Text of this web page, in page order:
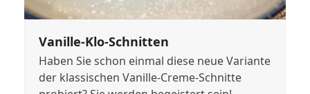
Vanille-Klo-Schnitten
Haben Sie schon einmal diese neue Variante
der klassischen Vanille-Creme-Schnitte